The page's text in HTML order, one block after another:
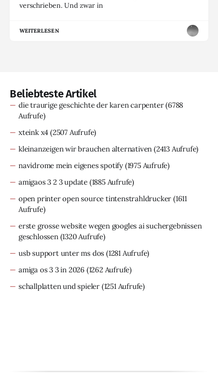
verschrieben. Und zwar in
WEITERLESEN
Beliebteste Artikel
die traurige geschichte der karen carpenter(6788
Aufrufe)
xteink x4 (2507 Aufrufe)
kleinanzeigen wir brauchen alternativen (2413 Aufrufe)
navidrome mein eigenes spotify (1975 Aufrufe)
amigaos 3 2 3 update (1885 Aufrufe)
open printer open source tintenstrahldrucker (1611
Aufrufe)
erste grosse website wegen googles ai suchergebnissen
geschlossen (1320 Aufrufe)
usb support unter ms dos (1281 Aufrufe)
amiga os 3 3 in 2026 (1262 Aufrufe)
schallplatten und spieler (1251 Aufrufe)